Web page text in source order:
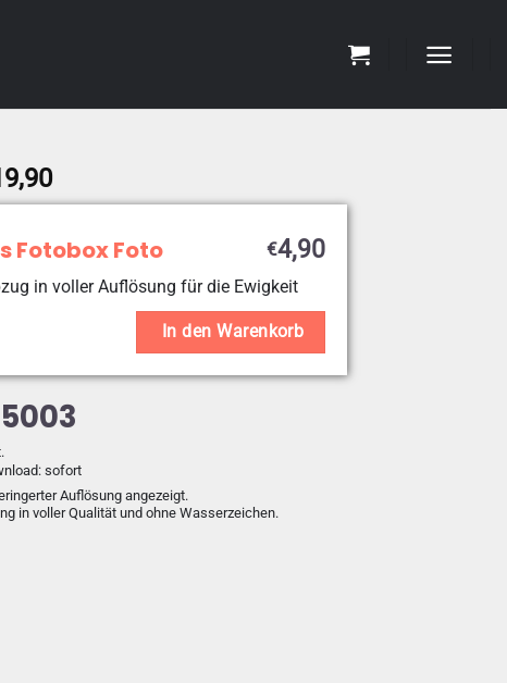
Preisspanne:
€4,90
€19,90
sofort
Auflösung angezeigt.
in voller Qualität und ohne Wasserzeichen.
Fotobox Foto €4,90
in voller Auflösung für die Ewigkeit
In den Warenkorb